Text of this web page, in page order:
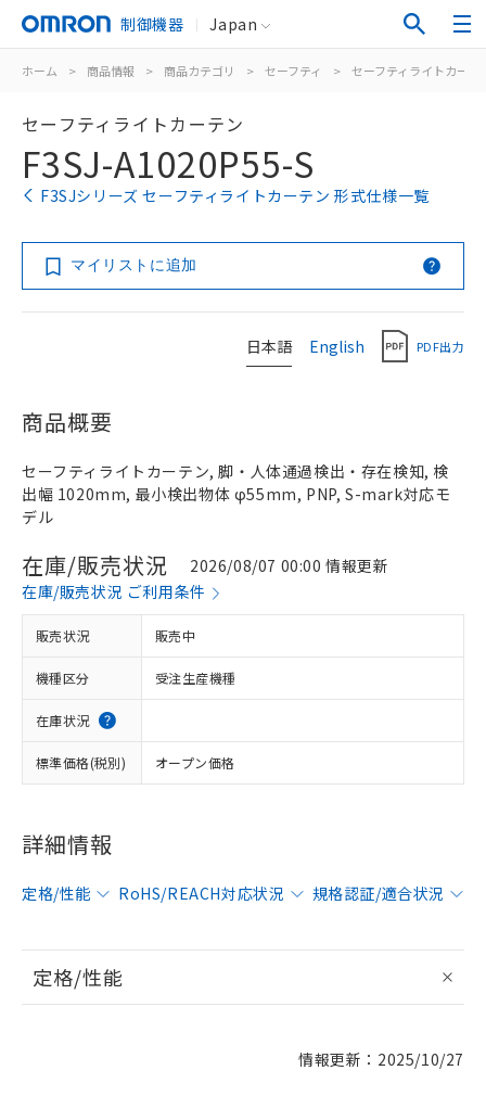
制御機器 Japan
ホーム > 商品情報 > 商品カテゴリ > セーフティ > セーフティライトカー
セーフティライトカーテン
F3SJ-A1020P55-S
F3SJシリーズ セーフティライトカーテン 形式仕様一覧
マイリストに追加
日本語 English PDF出力
商品概要
セーフティライトカーテン, 脚・人体通過検出・存在検知, 検
出幅 1020mm, 最小検出物体 φ55mm, PNP, S-mark対応モ
デル
在庫/販売状況
2026/08/07 00:00 情報更新
在庫/販売状況 ご利用条件
販売状況 販売中
機種区分 受注生産機種
在庫状況
標準価格(税別) オープン価格
詳細情報
定格/性能 RoHS/REACH対応状況 規格認証/適合状況
定格/性能
情報更新：2025/10/27